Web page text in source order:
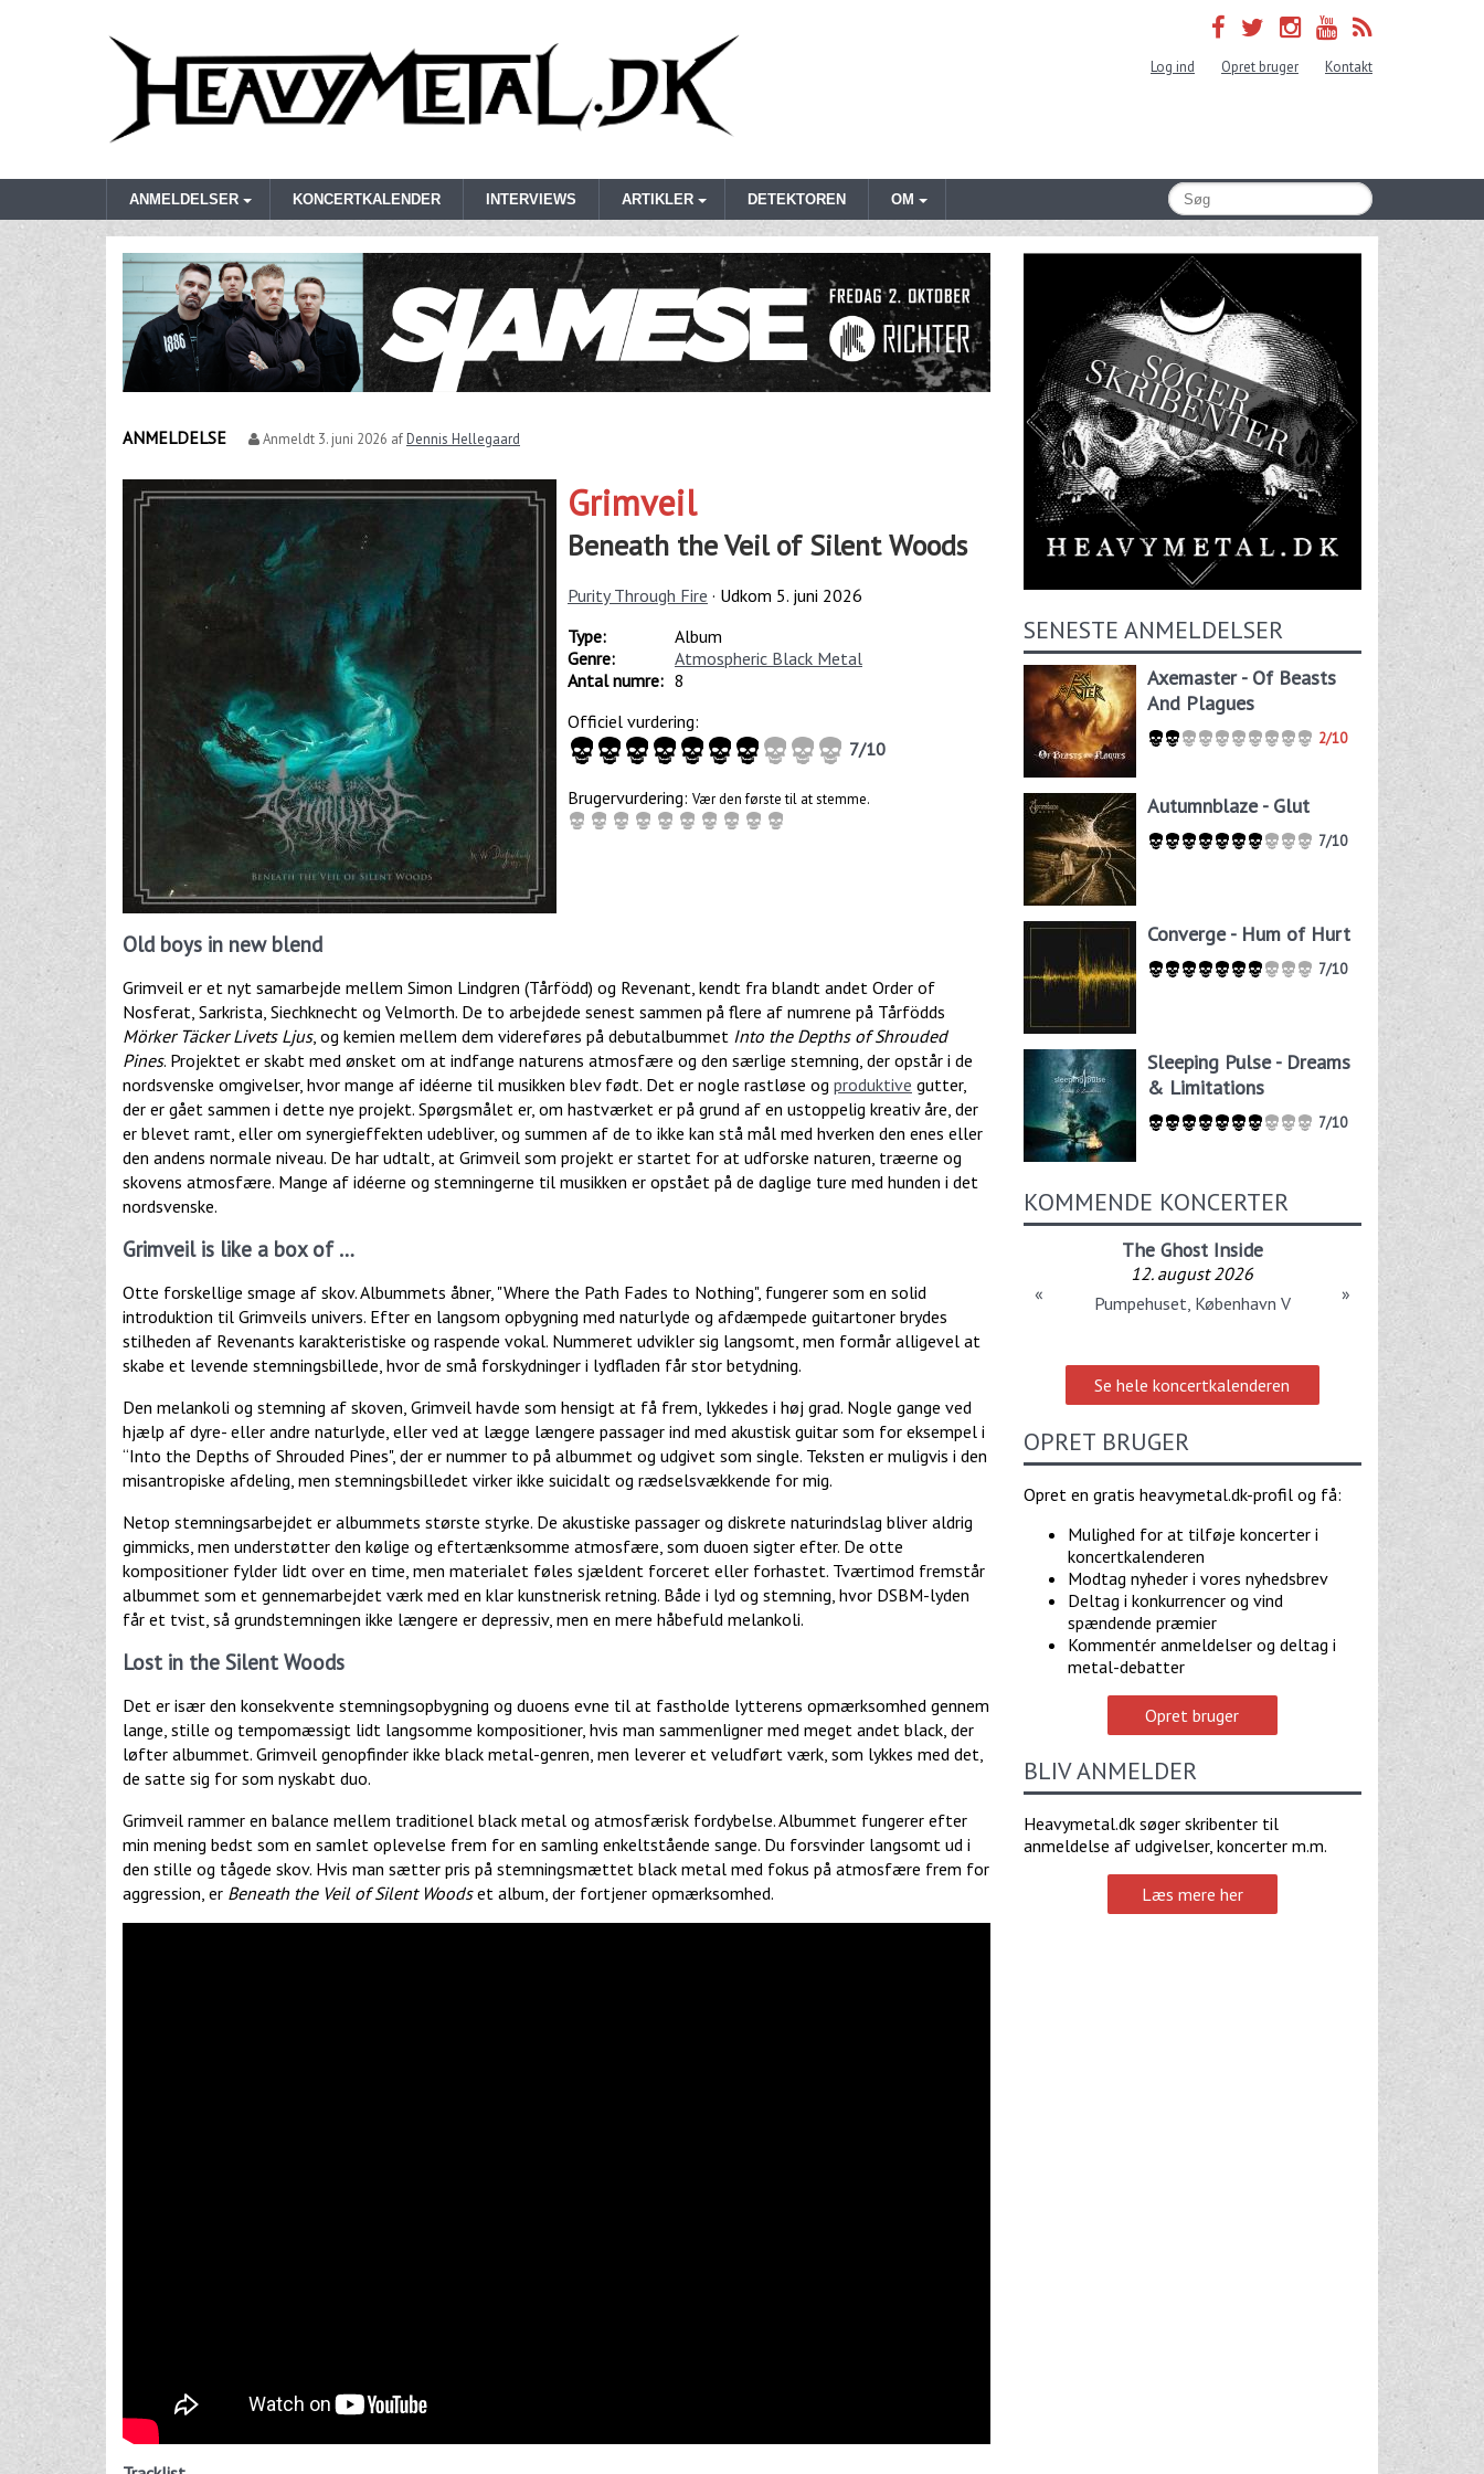
Log ind Opret bruger Kontakt
ANMELDELSER KONCERTKALENDER INTERVIEWS ARTIKLER DETEKTOREN OM
ANMELDELSE Anmeldt 3. juni 2026 afDennis Hellegaard
Grimveil
Beneath the Veil of Silent Woods
Purity Through Fire · Udkom 5. juni 2026
Type:
Album
Genre:
Atmospheric Black Metal
Antal numre: 8
Officiel vurdering:
7/10
Brugervurdering: Vær den første til at stemme.
Old boys in new blend
Grimveil er et nyt samarbejde mellem Simon Lindgren (Tårfödd) og Revenant, kendt fra blandt andet Order of
Nosferat, Sarkrista, Siechknecht og Velmorth. De to arbejdede senest sammen på flere af numrene på Tårfödds
Mörker Täcker Livets Ljus, og kemien mellem dem videreføres på debutalbummet Into the Depths of Shrouded
Pines. Projektet er skabt med ønsket om at indfange naturens atmosfære og den særlige stemning, der opstår i de
nordsvenske omgivelser, hvor mange af idéerne til musikken blev født. Det er nogle rastløse og produktive gutter,
der er gået sammen i dette nye projekt. Spørgsmålet er, om hastværket er på grund af en ustoppelig kreativ åre, der
er blevet ramt, eller om synergieffekten udebliver, og summen af de to ikke kan stå mål med hverken den enes eller
den andens normale niveau. De har udtalt, at Grimveil som projekt er startet for at udforske naturen, træerne og
skovens atmosfære. Mange af idéerne og stemningerne til musikken er opstået på de daglige ture med hunden i det
nordsvenske.
Grimveil is like a box of …
Otte forskellige smage af skov. Albummets åbner, "Where the Path Fades to Nothing", fungerer som en solid
introduktion til Grimveils univers. Efter en langsom opbygning med naturlyde og afdæmpede guitartoner brydes
stilheden af Revenants karakteristiske og raspende vokal. Nummeret udvikler sig langsomt, men formår alligevel at
skabe et levende stemningsbillede, hvor de små forskydninger i lydfladen får stor betydning.
Den melankoli og stemning af skoven, Grimveil havde som hensigt at få frem, lykkedes i høj grad. Nogle gange ved
hjælp af dyre- eller andre naturlyde, eller ved at lægge længere passager ind med akustisk guitar som for eksempel i
“Into the Depths of Shrouded Pines", der er nummer to på albummet og udgivet som single. Teksten er muligvis i den
misantropiske afdeling, men stemningsbilledet virker ikke suicidalt og rædselsvækkende for mig.
Netop stemningsarbejdet er albummets største styrke. De akustiske passager og diskrete naturindslag bliver aldrig
gimmicks, men understøtter den kølige og eftertænksomme atmosfære, som duoen sigter efter. De otte
kompositioner fylder lidt over en time, men materialet føles sjældent forceret eller forhastet. Tværtimod fremstår
albummet som et gennemarbejdet værk med en klar kunstnerisk retning. Både i lyd og stemning, hvor DSBM-lyden
får et tvist, så grundstemningen ikke længere er depressiv, men en mere håbefuld melankoli.
Lost in the Silent Woods
Det er især den konsekvente stemningsopbygning og duoens evne til at fastholde lytterens opmærksomhed gennem
lange, stille og tempomæssigt lidt langsomme kompositioner, hvis man sammenligner med meget andet black, der
løfter albummet. Grimveil genopfinder ikke black metal-genren, men leverer et veludført værk, som lykkes med det,
de satte sig for som nyskabt duo.
Grimveil rammer en balance mellem traditionel black metal og atmosfærisk fordybelse. Albummet fungerer efter
min mening bedst som en samlet oplevelse frem for en samling enkeltstående sange. Du forsvinder langsomt ud i
den stille og tågede skov. Hvis man sætter pris på stemningsmættet black metal med fokus på atmosfære frem for
aggression, er Beneath the Veil of Silent Woodset album, der fortjener opmærksomhed.
SENESTE ANMELDELSER
Axemaster - Of Beasts
And Plagues
2/10
Autumnblaze - Glut
7/10
Converge - Hum of Hurt
7/10
Sleeping Pulse - Dreams
& Limitations
7/10
KOMMENDE KONCERTER
The Ghost Inside
12. august 2026
Pumpehuset, København V
« »
Se hele koncertkalenderen
OPRET BRUGER
Opret en gratis heavymetal.dk-profil og få:
Mulighed for at tilføje koncerter i
koncertkalenderen
Modtag nyheder i vores nyhedsbrev
Deltag i konkurrencer og vind
spændende præmier
Kommentér anmeldelser og deltag i
metal-debatter
Opret bruger
BLIV ANMELDER
Heavymetal.dk søger skribenter til
anmeldelse af udgivelser, koncerter m.m.
Læs mere her